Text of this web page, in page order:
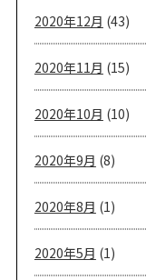
2020年12月 (43)
2020年11月 (15)
2020年10月 (10)
2020年9月 (8)
2020年8月 (1)
2020年5月 (1)